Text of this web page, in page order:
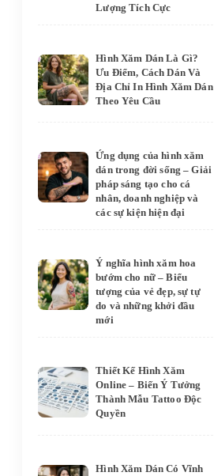
Lượng Tích Cực
Hình Xăm Dán Là Gì?
Ưu Điểm, Cách Dán Và
Địa Chỉ In Hình Xăm Dán
Theo Yêu Cầu
Ứng dụng của hình xăm
dán trong đời sống – Giải
pháp sáng tạo cho cá
nhân, doanh nghiệp và
các sự kiện hiện đại
Ý nghĩa hình xăm hoa
bướm cho nữ – Biểu
tượng của vẻ đẹp, sự tự
do và những khởi đầu
mới
Thiết Kế Hình Xăm
Online – Biến Ý Tưởng
Thành Mẫu Tattoo Độc
Quyền
Hình Xăm Dán Có Vĩnh